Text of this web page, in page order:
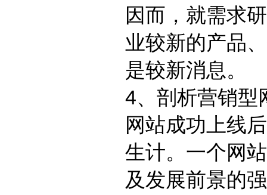
因而，就需求
业较新的产品
是较新消息。
4、剖析营销型
网站成功上线
生计。一个网
及发展前景的